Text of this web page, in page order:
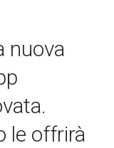
nuova
le offrirà